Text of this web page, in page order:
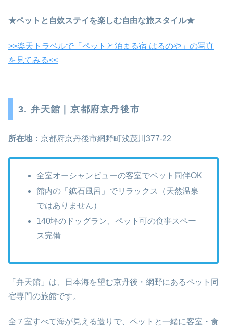
★ペットと自炊ステイを楽しむ自由な旅スタイル★
>>楽天トラベルで「ペットと泊まる宿 はるのや」の写真
を見てみる<<
3. 弁天館｜京都府京丹後市
所在地： 京都府京丹後市網野町浅茂川377‑22
全室オーシャンビューの客室でペット同伴OK
館内の「鉱石風呂」でリラックス（天然温泉
ではありません）
140坪のドッグラン、ペット可の食事スペー
ス完備
「弁天館」は、日本海を望む京丹後・網野にあるペット同
宿専門の旅館です。
全７室すべて海が見える造りで、ペットと一緒に客室・食